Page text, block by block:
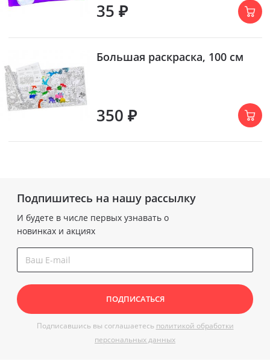
35 ₽
Большая раскраска, 100 см
350 ₽
Подпишитесь на нашу рассылку
И будете в числе первых узнавать о
новинках и акциях
ПОДПИСАТЬСЯ
Подписавшись вы соглашаетесь политикой обработки
персональных данных